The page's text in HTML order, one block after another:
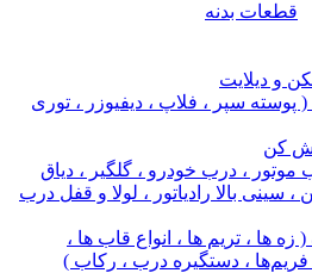
قطعات بدنه
و دیلایت
پوسته سپر ، فلاپ ، دیفیوزر ، توری
کن
موتور ، درب خودرو ، گلگیر ، دیاق
سینی بالا رادیاتور ، لولا و قفل درب
زه ها ، تریم ها ، انواع قاب ها ،
، دستگیره درب ، رکاب )